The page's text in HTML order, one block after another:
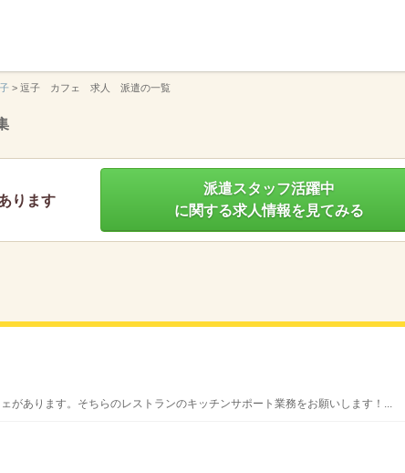
> 逗子 カフェ 求人 派遣の一覧
ります
派遣スタッフ活躍中
に関する求人情報を見てみる
があります。そちらのレストランのキッチンサポート業務をお願いします！...